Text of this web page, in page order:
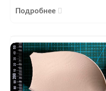
Подробнее